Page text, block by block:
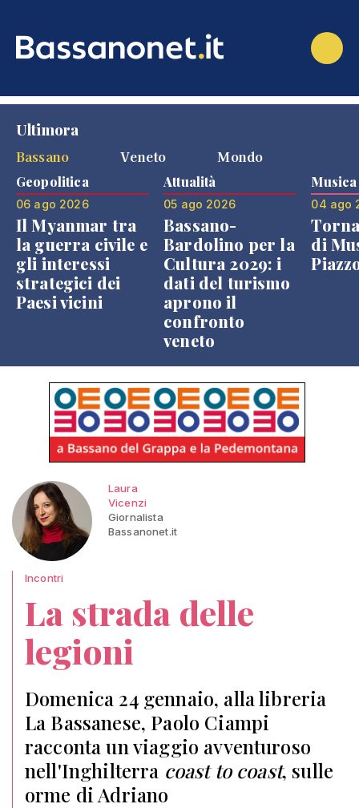
Ultimora
Bassano
Veneto Mondo
Geopolitica
06 ago 2026
Il Myanmar tra
la guerra civile e
gli interessi
strategici dei
Paesi vicini
Attualità
05 ago 2026
Bassano-
Bardolino per la
Cultura 2029: i
dati del turismo
aprono il
confronto
veneto
Musica
04 ago
di
Laura
Vicenzi
Giornalista
Bassanonet.it
Incontri
La strada delle
legioni
Domenica 24 gennaio, alla libreria
La Bassanese, Paolo Ciampi
racconta un viaggio avventuroso
nell'Inghilterra coast to coast, sulle
orme di Adriano